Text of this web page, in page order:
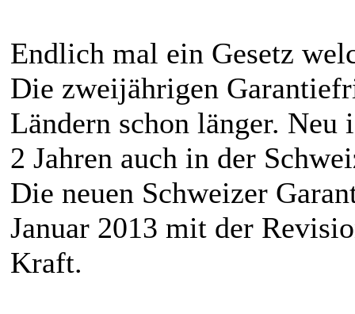
Endlich mal ein Gesetz
Die zweijährigen
Ländern schon länger.
2 Jahren auch in der
Die neuen Schweizer
Januar 2013 mit der
Kraft.